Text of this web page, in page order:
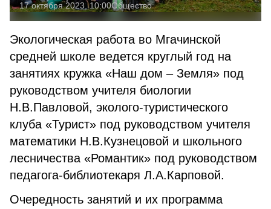
17 октября 2023, 10:00Общество
Экологическая работа во Мгачинской
средней школе ведется круглый год на
занятиях кружка «Наш дом – Земля» под
руководством учителя биологии
Н.В.Павловой, эколого-туристического
клуба «Турист» под руководством учителя
математики Н.В.Кузнецовой и школьного
лесничества «Романтик» под руководством
педагога-библиотекаря Л.А.Карповой.
Очередность занятий и их программа